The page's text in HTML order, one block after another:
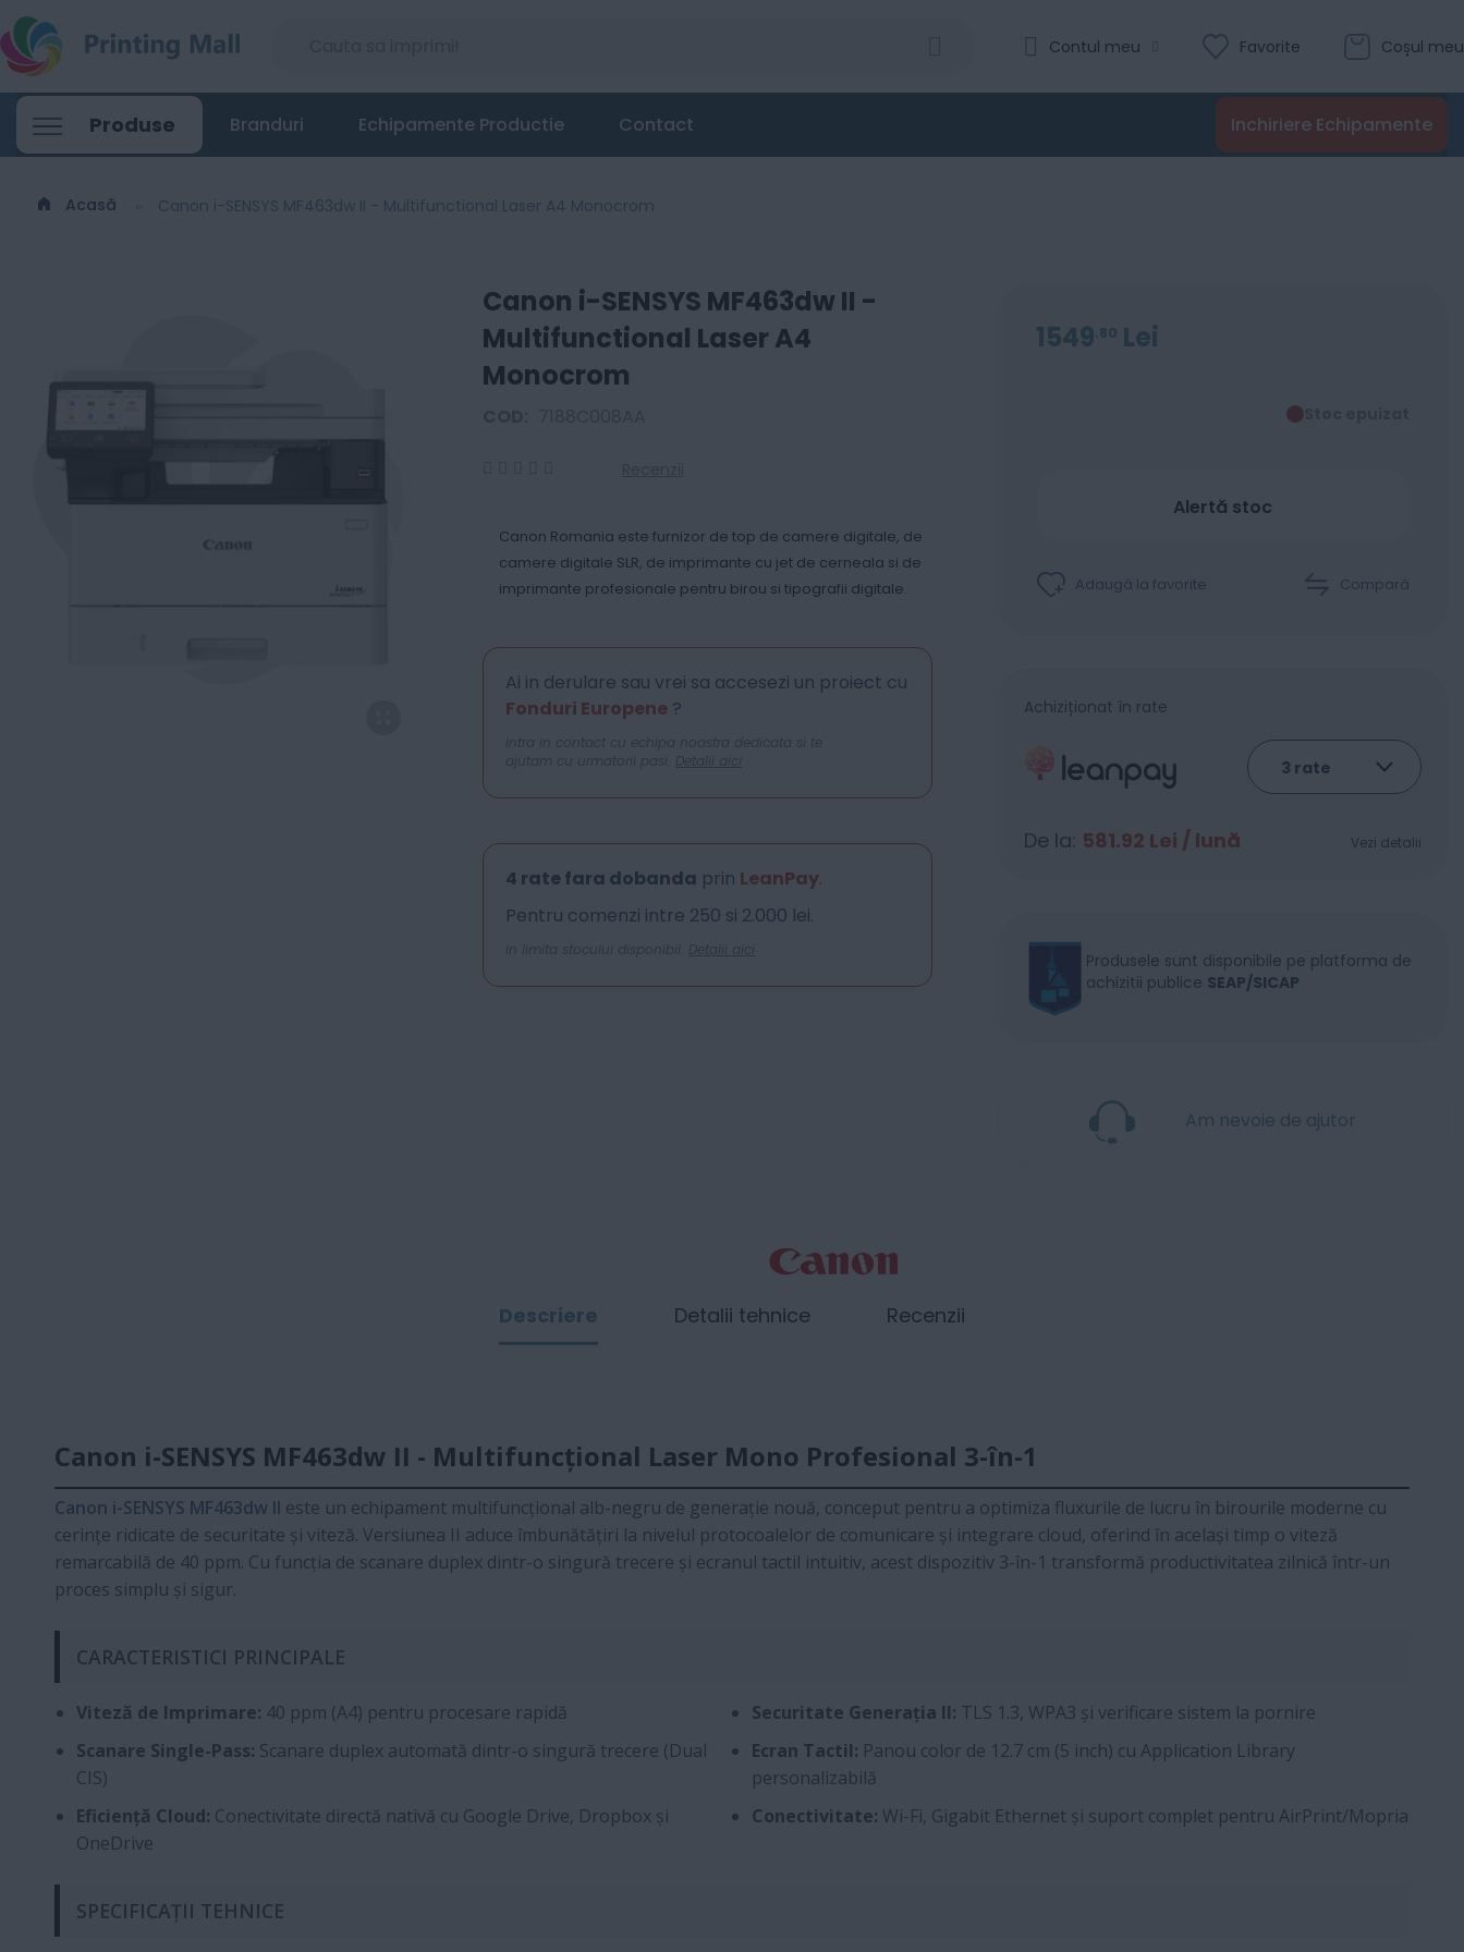
Coșul meu
Favorite
Contul meu
Produse Inchiriere Echipamente
Branduri Echipamente Productie Contact
Acasă Canon i-SENSYS MF463dw II - Multifunctional Laser A4 Monocrom
Canon i-SENSYS MF463dw II -
Multifunctional Laser A4
Monocrom
Canon Romania este furnizor de top de camere digitale, de
camere digitale SLR, de imprimante cu jet de cerneala si de
imprimante profesionale pentru birou si tipografii digitale.
Ai in derulare sau vrei sa accesezi un proiect cu
Fonduri Europene?
Intra in contact cu echipa noastra dedicata si te
ajutam cu urmatorii pasi. Detalii aici
4 rate fara dobanda prin LeanPay.
Pentru comenzi intre 250 si 2.000 lei.
In limita stocului disponibil. Detalii aici
1549 80 Lei
Stoc epuizat
Alertă stoc
Adaugă la favorite Compară
Achiziționat în rate
De la: 581.92 Lei / lună Vezi detalii
Produsele sunt disponibile pe platforma de
achizitii publice SEAP/SICAP
Am nevoie de ajutor
Descriere
Canon i-SENSYS MF463dw II - Multifuncțional Laser Mono Profesional 3-în-1
Canon i-SENSYS MF463dw II este un echipament multifuncțional alb-negru de generație nouă, conceput pentru a optimiza fluxurile de lucru în birourile moderne cu
cerințe ridicate de securitate și viteză. Versiunea II aduce îmbunătățiri la nivelul protocoalelor de comunicare și integrare cloud, oferind în același timp o viteză
remarcabilă de 40 ppm. Cu funcția de scanare duplex dintr-o singură trecere și ecranul tactil intuitiv, acest dispozitiv 3-în-1 transformă productivitatea zilnică într-un
proces simplu și sigur.
CARACTERISTICI PRINCIPALE
Viteză de Imprimare: 40 ppm (A4) pentru procesare rapidă
Scanare Single-Pass: Scanare duplex automată dintr-o singură trecere (Dual
CIS)
Eficiență Cloud: Conectivitate directă nativă cu Google Drive, Dropbox și
OneDrive
Securitate Generația II: TLS 1.3, WPA3 și verificare sistem la pornire
Ecran Tactil: Panou color de 12.7 cm (5 inch) cu Application Library
personalizabilă
Conectivitate: Wi-Fi, Gigabit Ethernet și suport complet pentru AirPrint/Mopria
SPECIFICAȚII TEHNICE
Detalii tehnice Recenzii